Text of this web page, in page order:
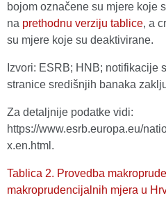
bojom označene su mjere koje
na prethodnu verziju tablice, a
su mjere koje su deaktivirane.
Izvori: ESRB; HNB; notifikacije
stranice središnjih banaka
Za detaljnije podatke vidi:
https://www.esrb.europa.eu/
x.en.html.
Tablica 2. Provedba
makroprudencijalnih mjera u